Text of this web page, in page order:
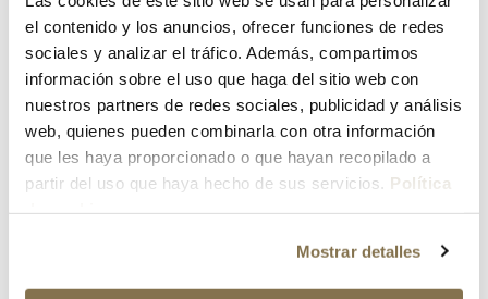
el contenido y los anuncios, ofrecer funciones de redes
sociales y analizar el tráfico. Además, compartimos
información sobre el uso que haga del sitio web con
nuestros partners de redes sociales, publicidad y análisis
web, quienes pueden combinarla con otra información
que les haya proporcionado o que hayan recopilado a
partir del uso que haya hecho de sus servicios. Política
Mostrar detalles
¿Has olvidado tu contraseña?